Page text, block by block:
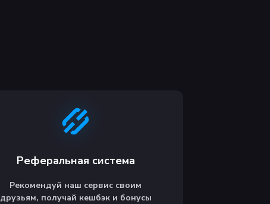
Реферальная система
Рекомендуй наш сервис своим
друзьям, получай кешбэк и бонусы